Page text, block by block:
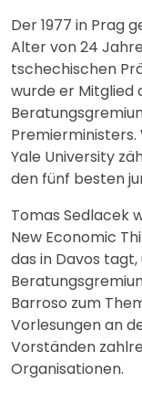
Der 1977 in Prag
Alter von 24
tschechischen
wurde er Mitglied
Premierministers.
Yale University
den fünf besten
Tomas Sedlacek
New Economic
das in Davos
Barroso zum
Vorlesungen an
Vorständen
Organisationen.